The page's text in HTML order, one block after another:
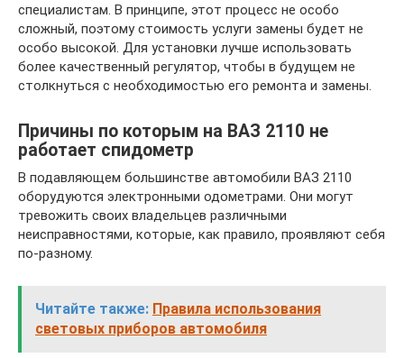
специалистам. В принципе, этот процесс не особо
сложный, поэтому стоимость услуги замены будет не
особо высокой. Для установки лучше использовать
более качественный регулятор, чтобы в будущем не
столкнуться с необходимостью его ремонта и замены.
Причины по которым на ВАЗ 2110 не
работает спидометр
В подавляющем большинстве автомобили ВАЗ 2110
оборудуются электронными одометрами. Они могут
тревожить своих владельцев различными
неисправностями, которые, как правило, проявляют себя
по-разному.
Читайте также: Правила использования
световых приборов автомобиля